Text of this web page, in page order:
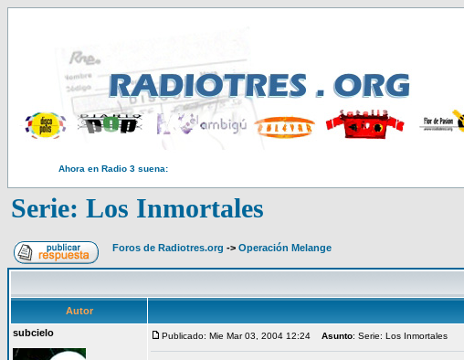
Ahora en Radio 3 suena:
Serie: Los Inmortales
Foros de Radiotres.org -> Operación Melange
Autor
subcielo
Publicado: Mie Mar 03, 2004 12:24 Asunto: Serie: Los Inmortales